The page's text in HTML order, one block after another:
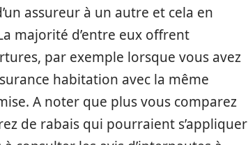
assureur à un autre et cela en
majorité d’entre eux offrent
par exemple lorsque vous avez
habitation avec la même
A noter que plus vous comparez
de rabais qui pourraient s’appliquer